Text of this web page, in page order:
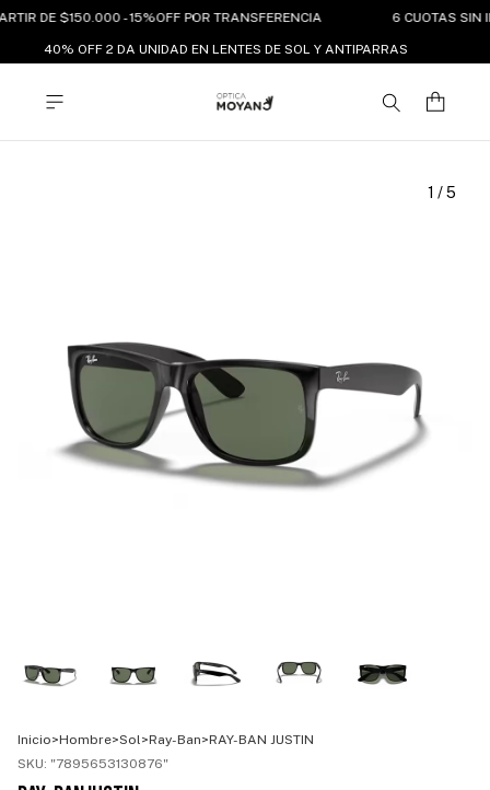
DE $150.000 - 15%OFF POR TRANSFERENCIA 6 CUOTAS SIN
40% OFF 2 DA UNIDAD EN LENTES DE SOL Y ANTIPARRAS
1 /5
Inicio>Hombre>Sol>Ray-Ban>RAY-BAN JUSTIN
SKU: "7895653130876"